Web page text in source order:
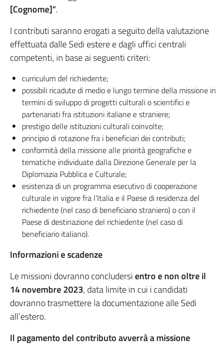
[Cognome]”.
I contributi saranno erogati a seguito della valutazione
effettuata dalle Sedi estere e dagli uffici centrali
competenti, in base ai seguenti criteri:
curriculum del richiedente;
possibili ricadute di medio e lungo termine della missione in
termini di sviluppo di progetti culturali o scientifici e
partenariati fra istituzioni italiane e straniere;
prestigio delle istituzioni culturali coinvolte;
principio di rotazione fra i beneficiari dei contributi;
conformità della missione alle priorità geografiche e
tematiche individuate dalla Direzione Generale per la
Diplomazia Pubblica e Culturale;
esistenza di un programma esecutivo di cooperazione
culturale in vigore fra l’Italia e il Paese di residenza del
richiedente (nel caso di beneficiario straniero) o con il
Paese di destinazione del richiedente (nel caso di
beneficiario italiano).
Informazioni e scadenze
Le missioni dovranno concludersientro e non oltre il
14 novembre 2023, data limite in cui i candidati
dovranno trasmettere la documentazione alle Sedi
all’estero.
Il pagamento del contributo avverrà a missione